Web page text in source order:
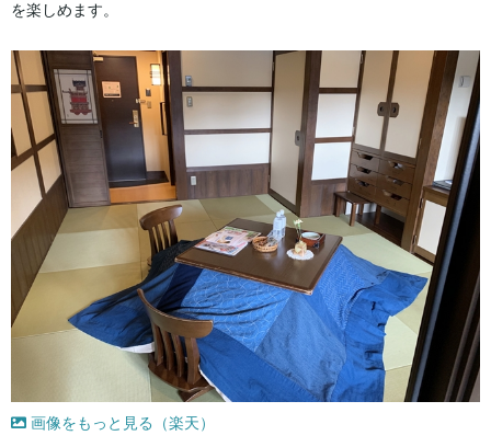
を楽しめます。
画像をもっと見る（楽天）